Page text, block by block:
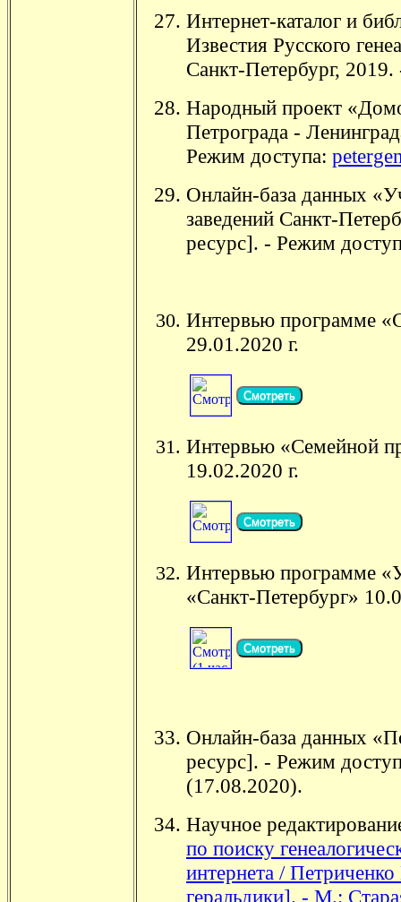
Интернет-каталог и
Известия Русского
Санкт-Петербург,
Народный проект
Петрограда -
Режим доступа:
Онлайн-база данных
заведений Санкт-
ресурс]. - Режим
Интервью программе
29.01.2020 г.
Смотреть
Интервью «Семейной
19.02.2020 г.
Смотреть
Интервью программе
«Санкт-Петербург»
Смотреть
Онлайн-база данных
ресурс]. - Режим
(17.08.2020).
Научное
по поиску
интернета /
геральдики]. - М.: